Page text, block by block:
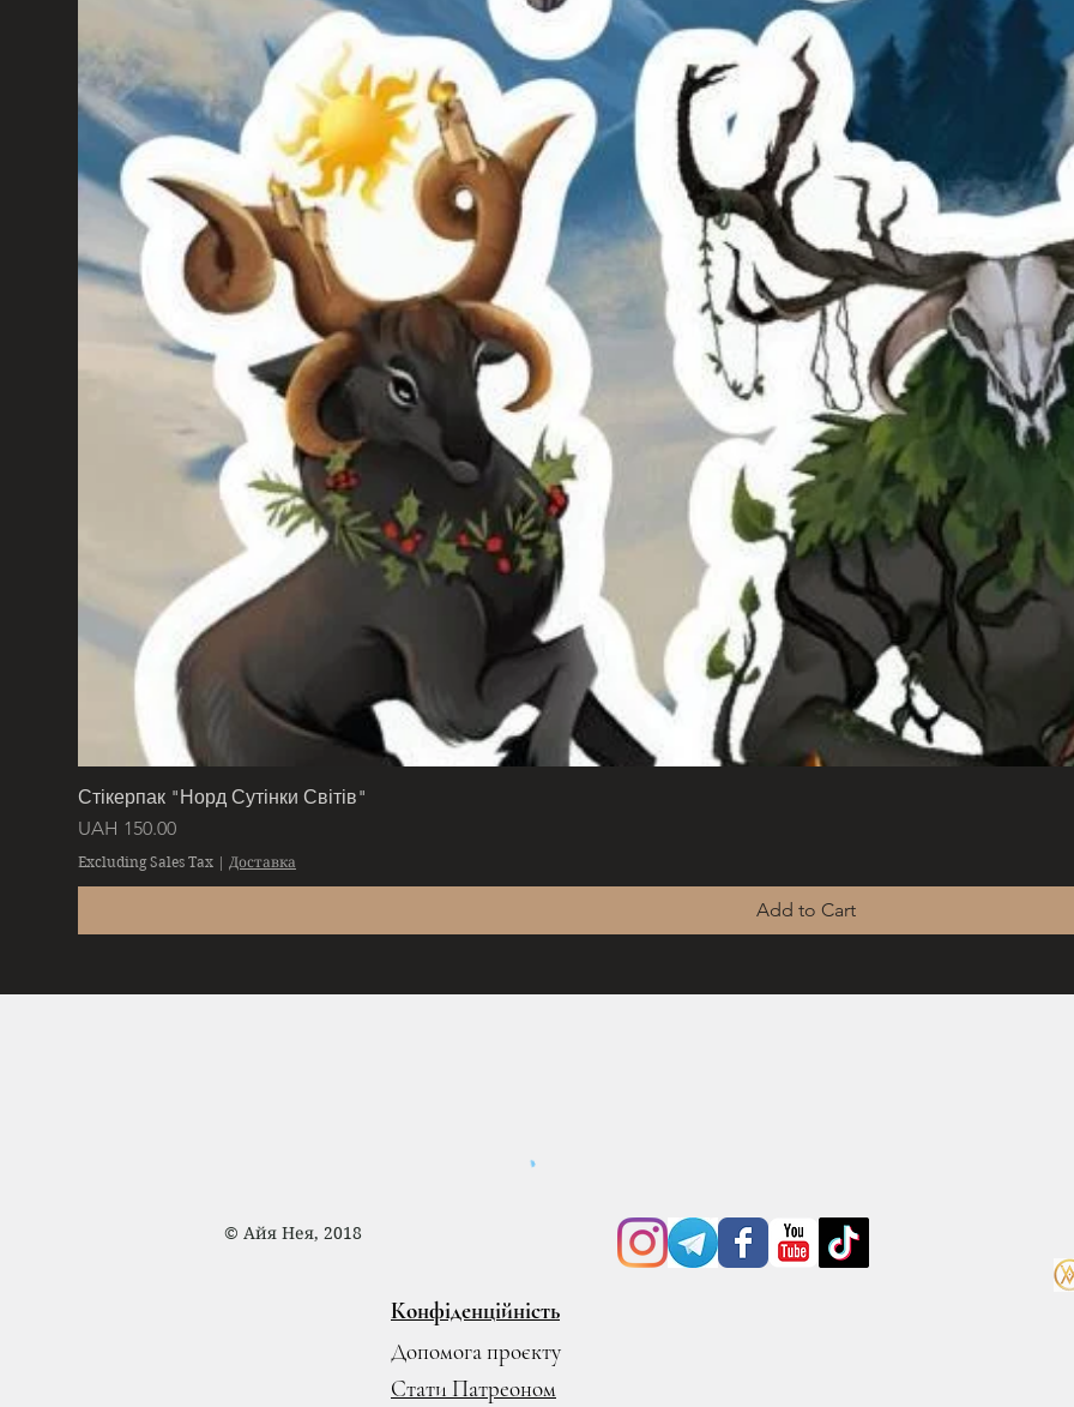
Стікерпак "Норд Сутінки Світів"
Price
UAH 150.00
Excluding Sales Tax | Доставка
Add to Cart
© Айя Нея, 2018
Конфіденційність
Стати Патреоном
Допомога проєкту